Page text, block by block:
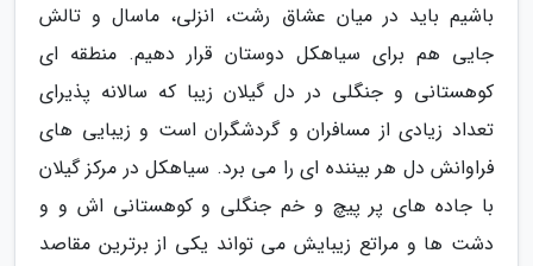
باشیم باید در میان عشاق رشت، انزلی، ماسال و تالش
جایی هم برای سیاهکل دوستان قرار دهیم. منطقه ای
کوهستانی و جنگلی در دل گیلان زیبا که سالانه پذیرای
تعداد زیادی از مسافران و گردشگران است و زیبایی های
فراوانش دل هر بیننده ای را می برد. سیاهکل در مرکز گیلان
با جاده های پر پیچ و خم جنگلی و کوهستانی اش و و
دشت ها و مراتع زیبایش می تواند یکی از برترین مقاصد